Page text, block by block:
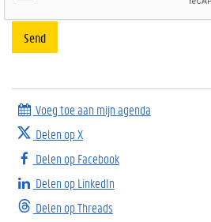
Send
Voeg toe aan mijn agenda
Delen op X
Delen op Facebook
Delen op LinkedIn
Delen op Threads